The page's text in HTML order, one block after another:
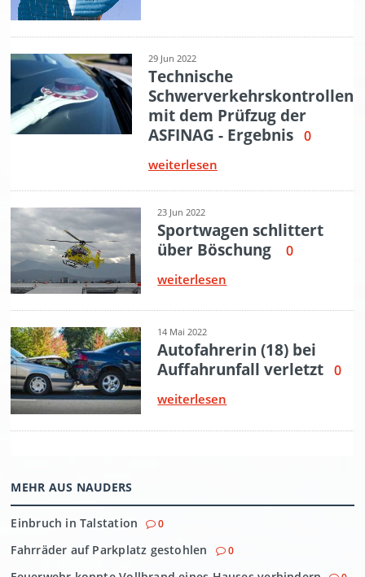
MEHR AUS NAUDERS
Einbruch in Talstation 0
Fahrräder auf Parkplatz gestohlen 0